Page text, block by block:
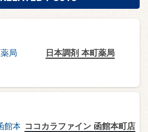
日本調剤 本町薬局
ココカラファイン 函館本町店